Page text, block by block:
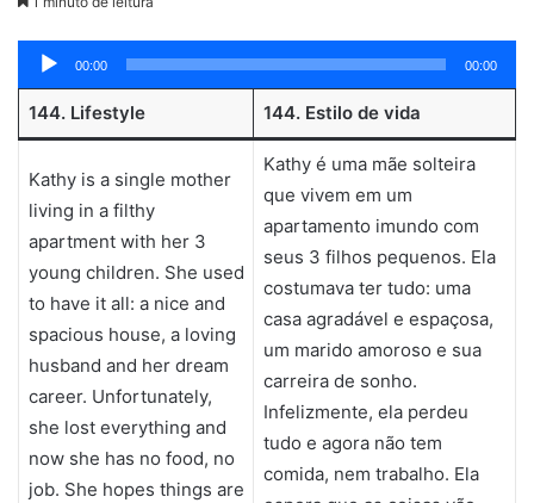
Tocador
de
áudio
00:00 00:00
144. Lifestyle 144. Estilo de vida
Kathy is a single mother
living in a filthy
apartment with her 3
young children. She used
to have it all: a nice and
spacious house, a loving
husband and her dream
career. Unfortunately,
she lost everything and
now she has no food, no
job. She hopes things are
Kathy é uma mãe solteira
que vivem em um
apartamento imundo com
seus 3 filhos pequenos. Ela
costumava ter tudo: uma
casa agradável e espaçosa,
um marido amoroso e sua
carreira de sonho.
Infelizmente, ela perdeu
tudo e agora não tem
comida, nem trabalho. Ela